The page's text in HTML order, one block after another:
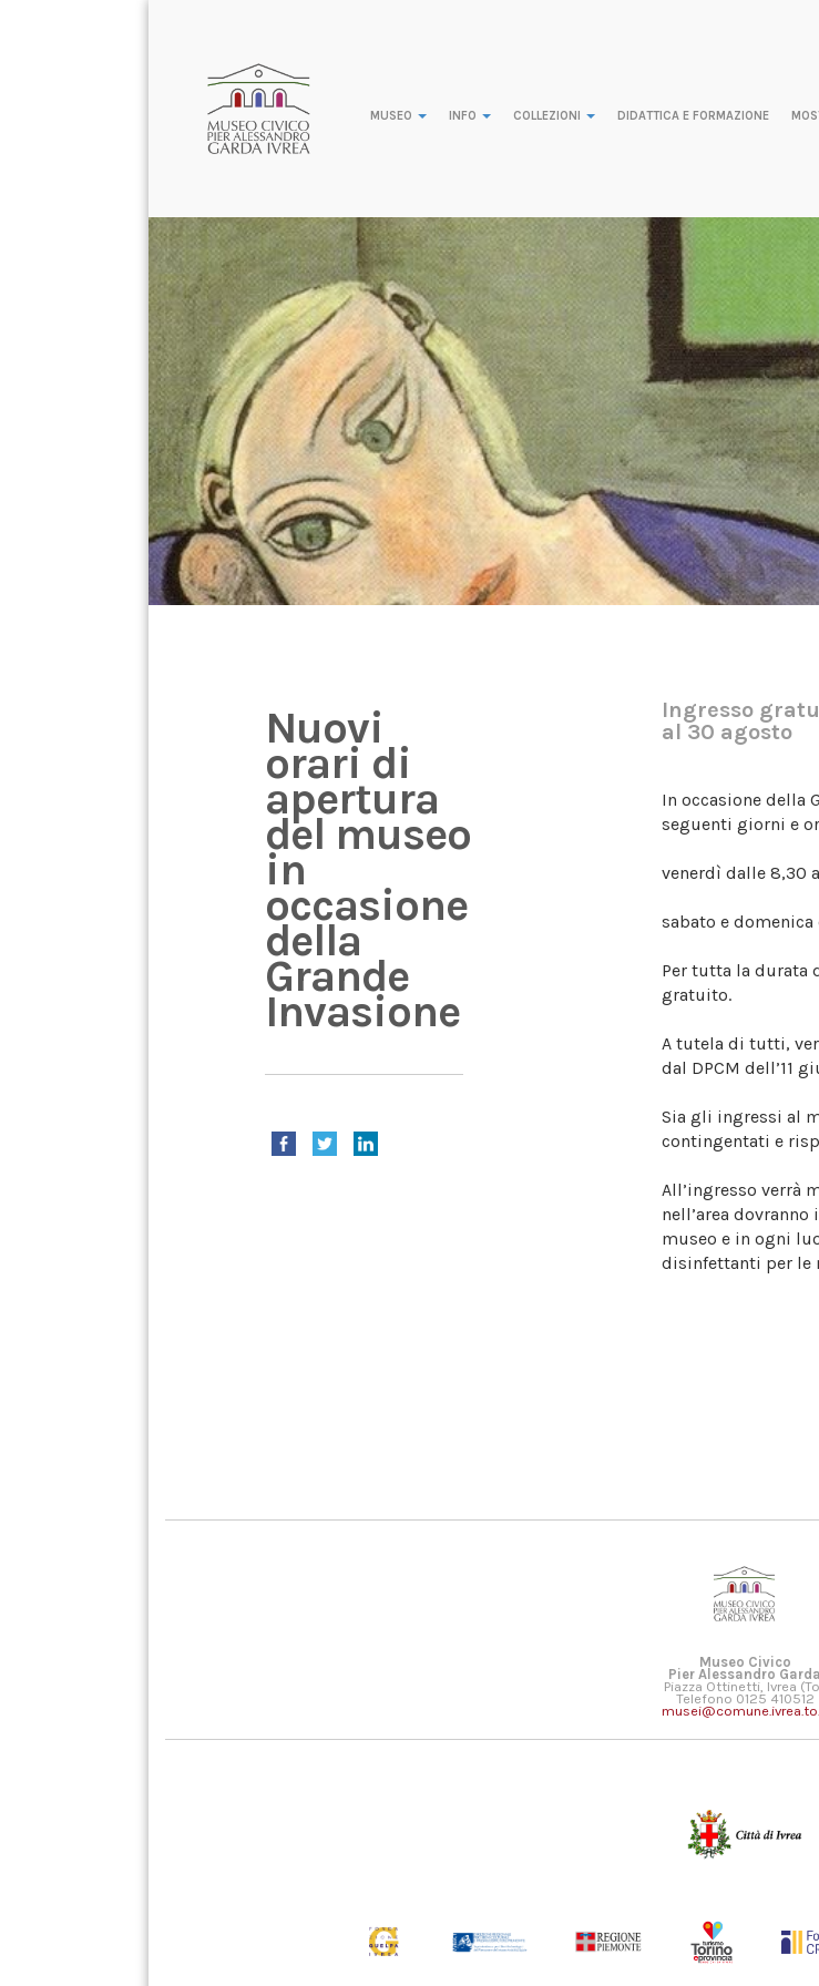
MUSEO INFO COLLEZIONI DIDATTICA E FORMAZIONE
Nuovi
orari di
apertura
del museo
in
occasione
della
Grande
Invasione
Ingresso
al 30 agosto
In occasione della
seguenti giorni e
venerdì dalle 8,30
sabato e domenica
Per tutta la durata
gratuito.
A tutela di tutti,
dal DPCM dell’11
Sia gli ingressi al
contingentati e
All’ingresso verrà
nell’area
museo e in ogni
disinfettanti per le
Museo Civico
Pier Alessandro Garda
Piazza Ottinetti, Ivrea
Telefono 0125 410512